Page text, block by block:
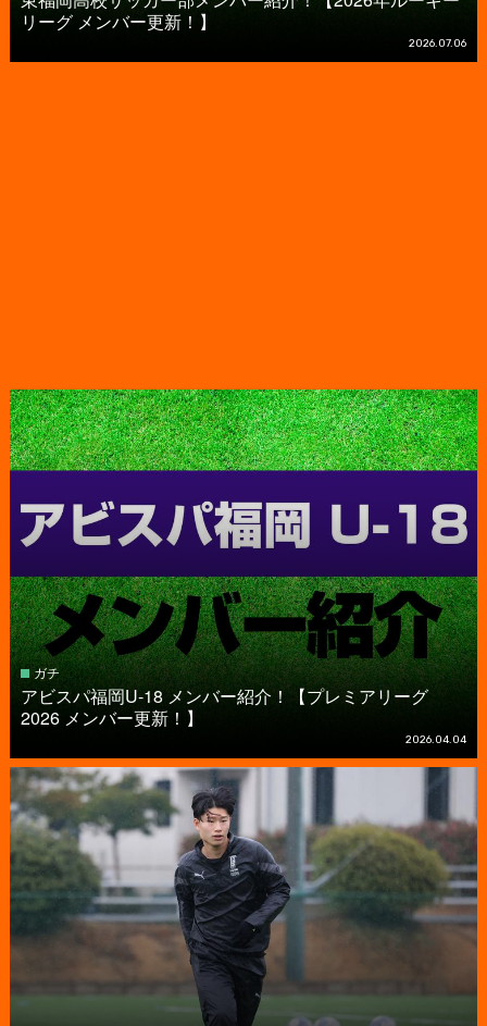
リーグ メンバー更新！】
2026.07.06
ガチ
アビスパ福岡U-18 メンバー紹介！【プレミアリーグ
2026 メンバー更新！】
2026.04.04